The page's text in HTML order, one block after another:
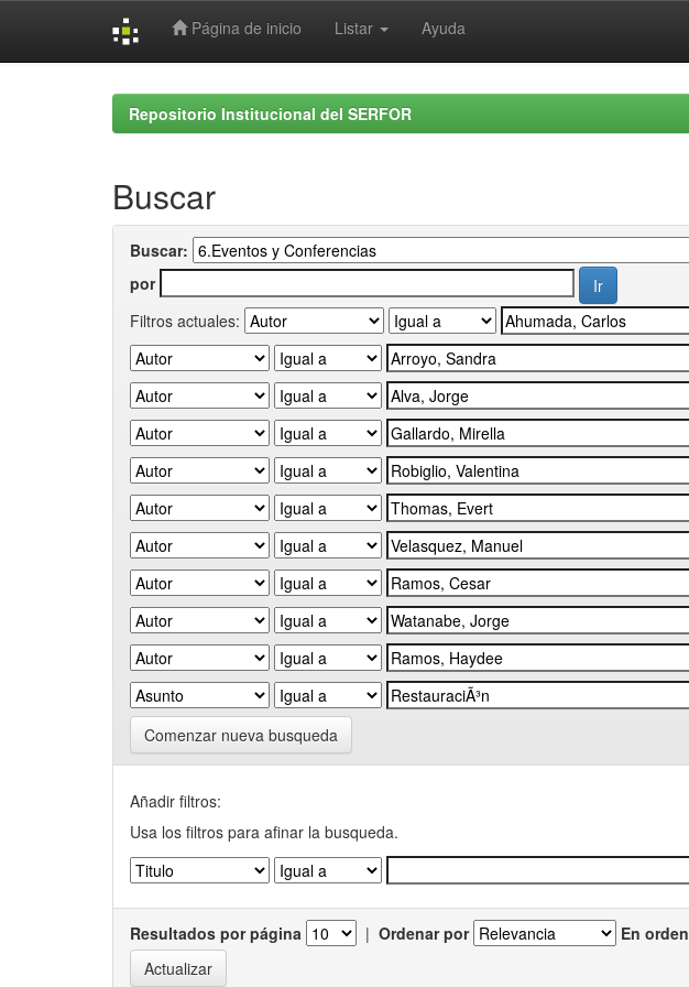
Página de inicio Listar Ayuda
Repositorio Institucional del SERFOR
Buscar
Buscar:
por
Filtros actuales:
Comenzar nueva busqueda
Añadir filtros:
Usa los filtros para afinar la busqueda.
Resultados por página | Ordenar por En orden